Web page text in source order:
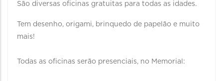
São diversas oficinas gratuitas para todas as idades.
Tem desenho, origami, brinquedo de papelão e muito
mais!
Todas as oficinas serão presenciais, no Memorial: